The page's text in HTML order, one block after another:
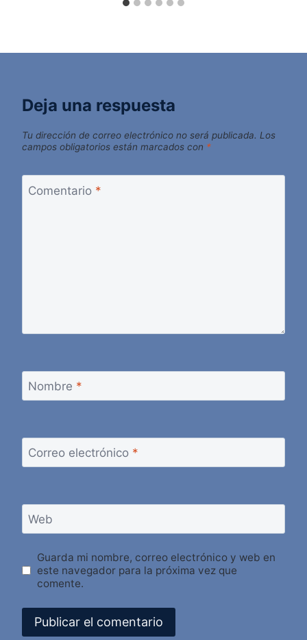
Deja una respuesta
Tu dirección de correo electrónico no será publicada. Los
campos obligatorios están marcados con *
Comentario *
Nombre *
Correo electrónico *
Web
Guarda mi nombre, correo electrónico y web en
este navegador para la próxima vez que
comente.